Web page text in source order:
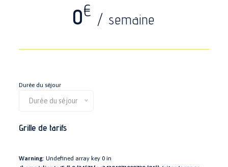
0€ / semaine
Durée du séjour
Durée du séjour
Grille de tarifs
Warning: Undefined array key 0 in